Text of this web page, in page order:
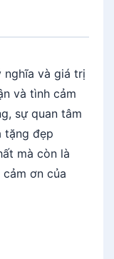
nghĩa và giá trị
và tình cảm
sự quan tâm
tặng đẹp
mà còn là
ơn của